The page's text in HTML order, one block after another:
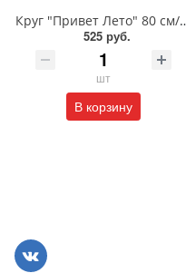
Круг
525 руб.
шт
В корзину